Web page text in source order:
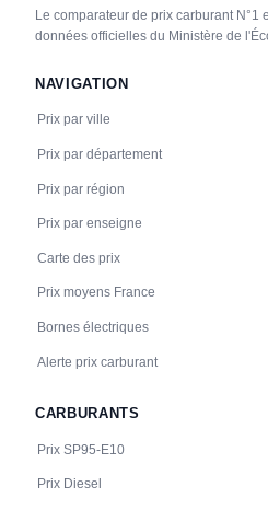
Le comparateur de prix carburant N°1
données officielles du Ministère de
NAVIGATION
Prix par ville
Prix par département
Prix par région
Prix par enseigne
Carte des prix
Prix moyens France
Bornes électriques
Alerte prix carburant
CARBURANTS
Prix SP95-E10
Prix Diesel